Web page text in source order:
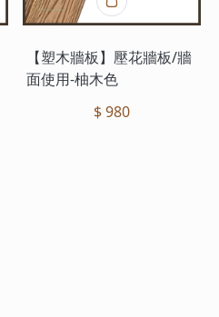
【塑木牆板】壓花牆板/牆
面使用-柚木色
$ 980